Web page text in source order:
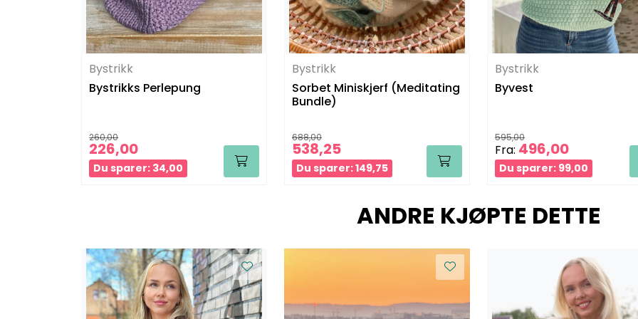
Bystrikk
Bystrikks Perlepung
260,00
226,00
Du sparer: 34,00
Bystrikk
Sorbet Miniskjerf (Meditating
Bundle)
688,00
538,25
Du sparer: 149,75
Bystrikk
Byvest
595,00
Fra: 496,00
Du sparer: 99,00
ANDRE KJØPTE DETTE